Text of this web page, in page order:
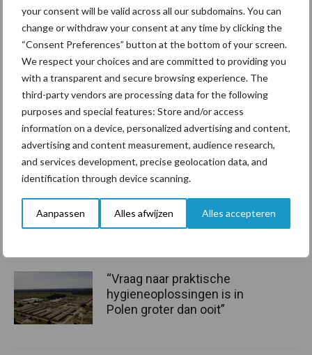
your consent will be valid across all our subdomains. You can
change or withdraw your consent at any time by clicking the
“Consent Preferences” button at the bottom of your screen.
We respect your choices and are committed to providing you
with a transparent and secure browsing experience. The
third-party vendors are processing data for the following
purposes and special features: Store and/or access
information on a device, personalized advertising and content,
advertising and content measurement, audience research,
and services development, precise geolocation data, and
identification through device scanning.
Aanpassen Alles afwijzen Alles accepteren
Beeld:
Melk- en pluimveebedrijf Hunse
Aanbevolen voor jou!
ForFarmers ziet volume en
marktaandeel groeien in
krimpende Nederlandse
markt
Tien praktische tips voor
een langere levensduur
“Vraag naar praktische
hygieneoplossingen is in
Polen groter dan ooit”